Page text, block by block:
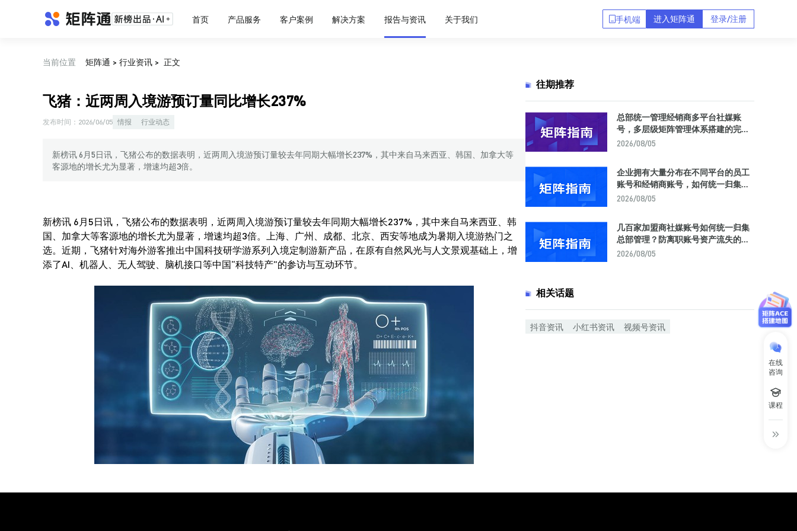
首页 产品服务 客户案例 解决方案 报告与资讯 关于我们 手机端 进入矩阵通 登录/注册
当前位置 矩阵通 > 行业资讯 > 正文
飞猪：近两周入境游预订量同比增长237%
发布时间： 2026/06/05 情报 行业动态
新榜讯 6月5日讯，飞猪公布的数据表明，近两周入境游预订量较去年同期大幅增长237%，其中来自马来西亚、韩国、加拿大等
客源地的增长尤为显著，增速均超3倍。
新榜讯 6月5日讯，飞猪公布的数据表明，近两周入境游预订量较去年同期大幅增长237%，其中来自马来西亚、韩
国、加拿大等客源地的增长尤为显著，增速均超3倍。上海、广州、成都、北京、西安等地成为暑期入境游热门之
选。近期，飞猪针对海外游客推出中国科技研学游系列入境定制游新产品，在原有自然风光与人文景观基础上，增
添了AI、机器人、无人驾驶、脑机接口等中国“科技特产”的参访与互动环节。
往期推荐
总部统一管理经销商多平台社媒账
号，多层级矩阵管理体系搭建的完整
方法论与工具选型
2026/08/05
企业拥有大量分布在不同平台的员工
账号和经销商账号，如何统一归集到
一个后台实现集中管理？
2026/08/05
几百家加盟商社媒账号如何统一归集
总部管理？防离职账号资产流失的矩
阵中台解决方案
2026/08/05
相关话题
抖音资讯 小红书资讯 视频号资讯
在线
咨询
课程